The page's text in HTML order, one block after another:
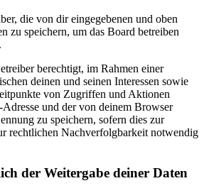
die von dir eingegebenen und oben
zu speichern, um das Board betreiben
berechtigt, im Rahmen einer
deinen und seinen Interessen sowie
von Zugriffen und Aktionen
und der von deinem Browser
zu speichern, sofern dies zur
rechtlichen Nachverfolgbarkeit notwendig
der Weitergabe deiner Daten